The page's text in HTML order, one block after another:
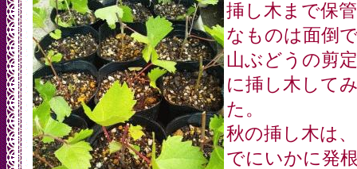
挿し木まで保
なものは面倒
山ぶどうの剪
に挿し木して
た。
秋の挿し木は
でにいかに発